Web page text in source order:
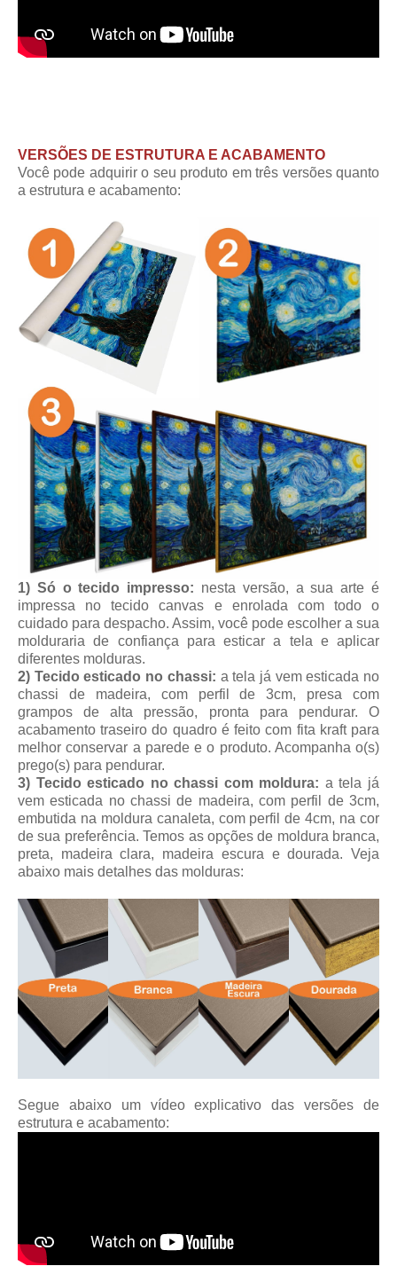
VERSÕES DE ESTRUTURA E ACABAMENTO
Você pode adquirir o seu produto em três versões quanto
a estrutura e acabamento:
1) Só o tecido impresso: nesta versão, a sua arte é
impressa no tecido canvas e enrolada com todo o
cuidado para despacho. Assim, você pode escolher a sua
molduraria de confiança para esticar a tela e aplicar
diferentes molduras.
2) Tecido esticado no chassi: a tela já vem esticada no
chassi de madeira, com perfil de 3cm, presa com
grampos de alta pressão, pronta para pendurar. O
acabamento traseiro do quadro é feito com fita kraft para
melhor conservar a parede e o produto. Acompanha o(s)
prego(s) para pendurar.
3) Tecido esticado no chassi com moldura: a tela já
vem esticada no chassi de madeira, com perfil de 3cm,
embutida na moldura canaleta, com perfil de 4cm, na cor
de sua preferência. Temos as opções de moldura branca,
preta, madeira clara, madeira escura e dourada. Veja
abaixo mais detalhes das molduras:
Segue abaixo um vídeo explicativo das versões de
estrutura e acabamento: